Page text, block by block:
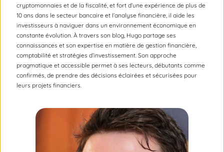
cryptomonnaies et de la fiscalité, et fort d’une expérience de plus de
10 ans dans le secteur bancaire et l’analyse financière, il aide les
investisseurs à naviguer dans un environnement économique en
constante évolution. À travers son blog, Hugo partage ses
connaissances et son expertise en matière de gestion financière,
comptabilité et stratégies d’investissement. Son approche
pragmatique et accessible permet à ses lecteurs, débutants comme
confirmés, de prendre des décisions éclairées et sécurisées pour
leurs projets financiers.